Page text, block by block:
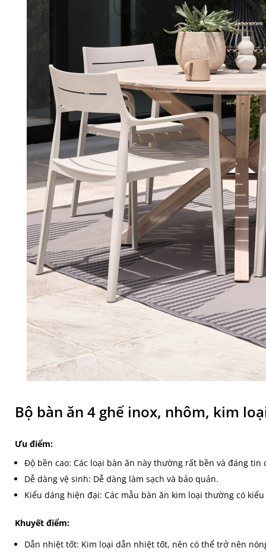
Bộ bàn ăn 4 ghế inox, nhôm, kim
Ưu điểm:
Độ bền cao: Các loại bàn ăn này thường rất bền và đáng tin
Dễ dàng vệ sinh: Dễ dàng làm sạch và bảo quản.
Kiểu dáng hiện đại: Các mẫu bàn ăn kim loại thường có
Khuyết điểm:
Dẫn nhiệt tốt: Kim loại dẫn nhiệt tốt, nên có thể trở nên